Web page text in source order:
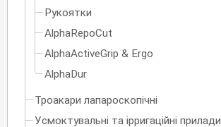
Рукоятки
AlphaRepoCut
AlphaActiveGrip & Ergo
AlphaDur
Троакари лапароскопічні
Усмоктувальні та ірригаційні прилади